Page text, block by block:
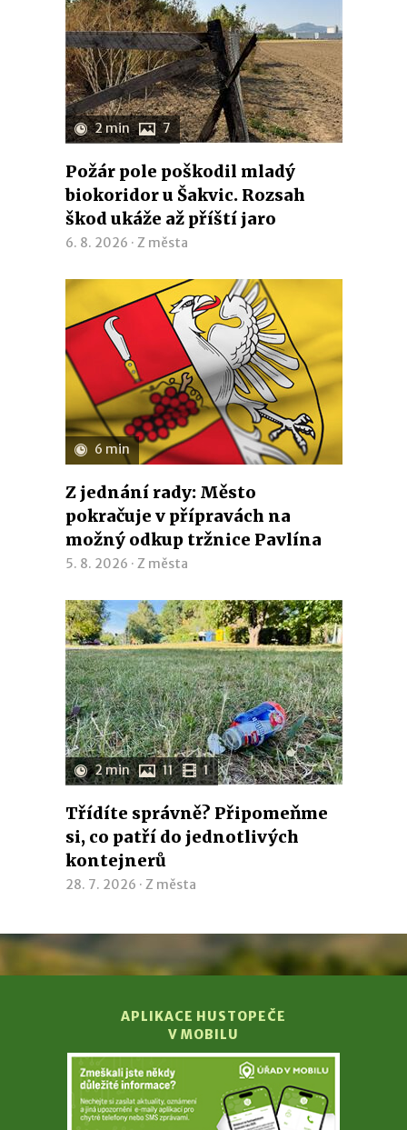
2 min 7
Požár pole poškodil mladý
biokoridor u Šakvic. Rozsah
škod ukáže až příští jaro
6. 8. 2026 · Z města
6 min
Z jednání rady: Město
pokračuje v přípravách na
možný odkup tržnice Pavlína
5. 8. 2026 · Z města
2 min 11 1
Třídíte správně? Připomeňme
si, co patří do jednotlivých
kontejnerů
28. 7. 2026 · Z města
APLIKACE HUSTOPEČE
V MOBILU